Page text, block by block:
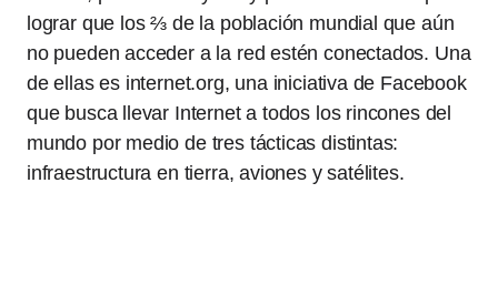
lograr que los ⅔ de la población mundial que aún
no pueden acceder a la red estén conectados. Una
de ellas es internet.org, una iniciativa de Facebook
que busca llevar Internet a todos los rincones del
mundo por medio de tres tácticas distintas:
infraestructura en tierra, aviones y satélites.